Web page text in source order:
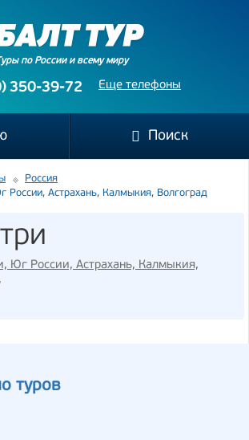
по России и всему миру
Еще телефоны
350-39-72
Поиск
Россия
России, Астрахань, Калмыкия, Волгоград
Юг России, Астрахань, Калмыкия,
,
туров